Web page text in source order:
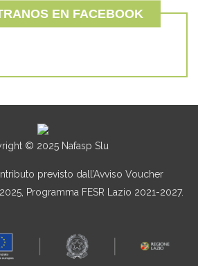
EN FACEBOOK
© 2025 Nafasp Slu
previsto dall’Avviso Voucher
Programma FESR Lazio 2021-2027.